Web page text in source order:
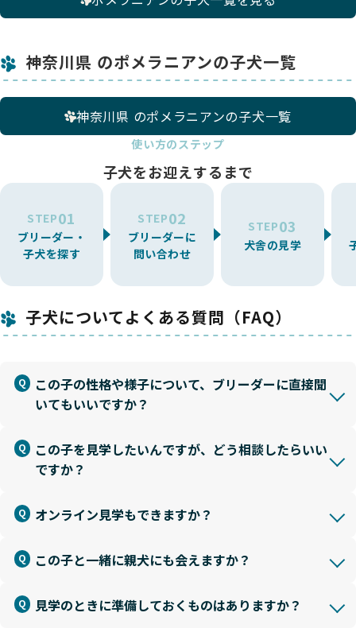
神奈川県 のポメラニアンの子犬一覧
神奈川県 のポメラニアンの子犬一覧
使い方のステップ
子犬をお迎えするまで
STEP01
ブリーダー・
子犬を探す
STEP02
ブリーダーに
問い合わせ
STEP03
犬舎の見学
子犬についてよくある質問（FAQ）
この子の性格や様子について、ブリーダーに直接聞
いてもいいですか？
この子を見学したいんですが、どう相談したらいい
ですか？
オンライン見学もできますか？
この子と一緒に親犬にも会えますか？
見学のときに準備しておくものはありますか？